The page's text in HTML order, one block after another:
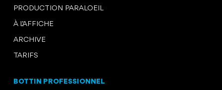
PRODUCTION PARALOEIL
À L’AFFICHE
ARCHIVE
TARIFS
BOTTIN PROFESSIONNEL